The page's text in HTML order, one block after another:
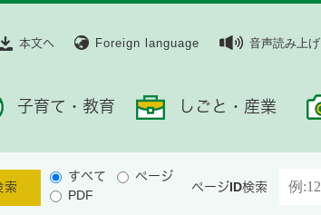
本文へ Foreign language 音声読み上げ
子育て・教育 しごと・産業
すべて
ページ
PDF
ページID検索